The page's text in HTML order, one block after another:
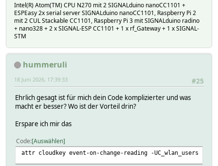
2026.06.18 13:41:28 3: cloudkey: Feuer_ntf -
2026.06.18 13:41:34 3: cloudkey: Feuer_ntf -UC_wlan_users
2026.06.18 13:41:34 3: cloudkey: Feuer_ntf -
Intel(R) Atom(TM) CPU N270 mit 2 SIGNALduino nanoCC1101 +
ESPEasy 2x serial server SIGNALduino nanoCC1101, Raspberry Pi 2
mit 2 CUL Stackable CC1101, Raspberry Pi 3 mit SIGNALduino radino
+ nano328 + 2 x SIGNAL-ESP CC1101 + 1 x rf_Gateway + 1 x SIGNAL-
STM
hummeruli
#25
18 Juni 2026, 17:39:33
Ehrlich gesagt ist für mich dein Code komplizierter und was
macht er besser? Wo ist der Vorteil drin?
Erspare ich mir das
Code Auswählen
attr cloudkey event-on-change-reading -UC_wlan_users